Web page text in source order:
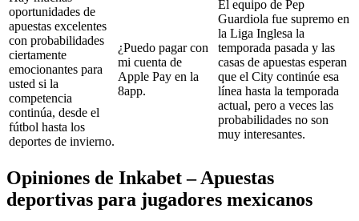
oportunidades de
apuestas excelentes
con probabilidades
ciertamente
emocionantes para
usted si la
competencia
continúa, desde el
fútbol hasta los
deportes de invierno.
¿Puedo pagar con
mi cuenta de
Apple Pay en la
8app.
El equipo de Pep
Guardiola fue supremo en
la Liga Inglesa la
temporada pasada y las
casas de apuestas esperan
que el City continúe esa
línea hasta la temporada
actual, pero a veces las
probabilidades no son
muy interesantes.
Opiniones de Inkabet – Apuestas
deportivas para jugadores mexicanos